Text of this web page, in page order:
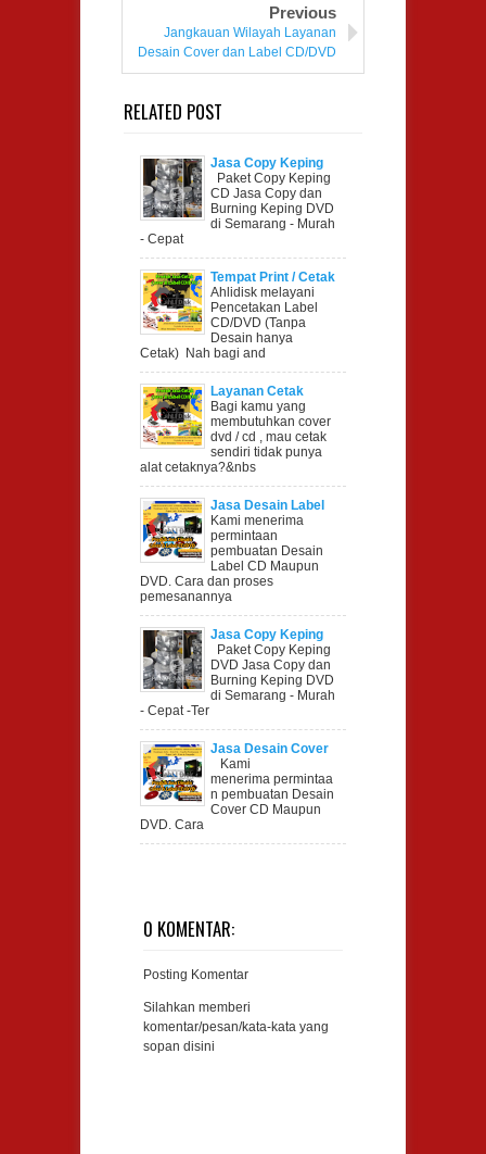
Previous
Jangkauan Wilayah Layanan
Desain Cover dan Label CD/DVD
RELATED POST
Jasa Copy Keping
CD di Semarang
Paket Copy Keping
CD Jasa Copy dan
Burning Keping DVD
di Semarang - Murah
- Cepat
Tempat Print / Cetak
Label CD/DVD di
Kab.Semarang
Ahlidisk melayani
Pencetakan Label
CD/DVD (Tanpa
Desain hanya
Cetak) Nah bagi and
Layanan Cetak
Cover Box Cassing
CD/DVD di
Semarang
Bagi kamu yang
membutuhkan cover
dvd / cd , mau cetak
sendiri tidak punya
alat cetaknya?&nbs
Jasa Desain Label
CD/DVD Semarang
Kami menerima
permintaan
pembuatan Desain
Label CD Maupun
DVD. Cara dan proses
pemesanannya
Jasa Copy Keping
DVD di Semarang
Paket Copy Keping
DVD Jasa Copy dan
Burning Keping DVD
di Semarang - Murah
- Cepat -Ter
Jasa Desain Cover
CD/DVD Semarang
Kami
menerima permintaa
n pembuatan Desain
Cover CD Maupun
DVD. Cara
0 KOMENTAR:
Posting Komentar
Silahkan memberi
komentar/pesan/kata-kata yang
sopan disini